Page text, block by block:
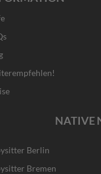
NATIVE
Berlin
Bremen